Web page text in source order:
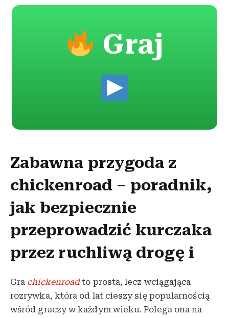
Graj
Zabawna przygoda z
chickenroad – poradnik,
jak bezpiecznie
przeprowadzić kurczaka
przez ruchliwą drogę i
Gra chickenroadto prosta, lecz wciągająca
rozrywka, która od lat cieszy się popularnością
wśród graczy w każdym wieku. Polega ona na